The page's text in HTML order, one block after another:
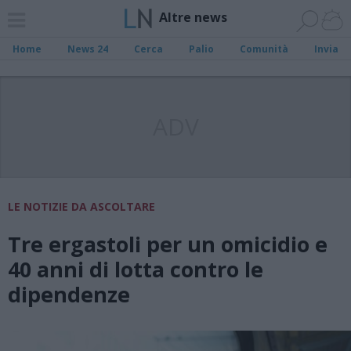
Altre news
Home News 24 Cerca Palio Comunità Invia
LE NOTIZIE DA ASCOLTARE
Tre ergastoli per un omicidio e
40 anni di lotta contro le
dipendenze